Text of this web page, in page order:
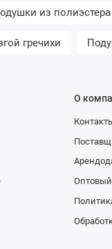
из полиэстера
гречихи
О
Оптовый